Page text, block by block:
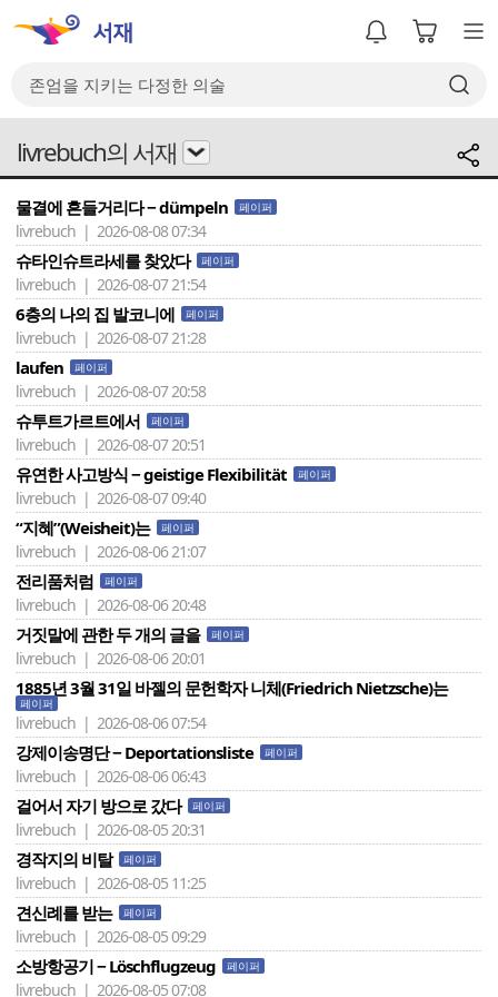
livrebuch의 서재
물결에 흔들거리다 − dümpeln 페이퍼
livrebuch | 2026-08-08 07:34
슈타인슈트라세를 찾았다 페이퍼
livrebuch | 2026-08-07 21:54
6층의 나의 집 발코니에 페이퍼
livrebuch | 2026-08-07 21:28
laufen 페이퍼
livrebuch | 2026-08-07 20:58
슈투트가르트에서 페이퍼
livrebuch | 2026-08-07 20:51
유연한 사고방식 − geistige Flexibilität 페이퍼
livrebuch | 2026-08-07 09:40
“지혜”(Weisheit)는 페이퍼
livrebuch | 2026-08-06 21:07
전리품처럼 페이퍼
livrebuch | 2026-08-06 20:48
거짓말에 관한 두 개의 글을 페이퍼
livrebuch | 2026-08-06 20:01
1885년 3월 31일 바젤의 문헌학자 니체(Friedrich Nietzsche)는
페이퍼
livrebuch | 2026-08-06 07:54
강제이송명단 − Deportationsliste 페이퍼
livrebuch | 2026-08-06 06:43
걸어서 자기 방으로 갔다 페이퍼
livrebuch | 2026-08-05 20:31
경작지의 비탈 페이퍼
livrebuch | 2026-08-05 11:25
견신례를 받는 페이퍼
livrebuch | 2026-08-05 09:29
소방항공기 − Löschflugzeug 페이퍼
livrebuch | 2026-08-05 07:08